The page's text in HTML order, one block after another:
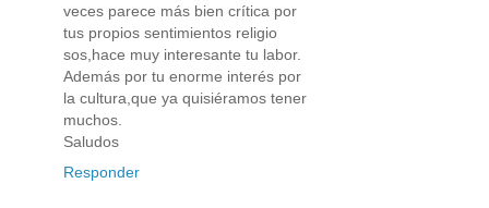
veces parece más bien crítica por
tus propios sentimientos religio
sos,hace muy interesante tu labor.
Además por tu enorme interés por
la cultura,que ya quisiéramos tener
muchos.
Saludos
Responder